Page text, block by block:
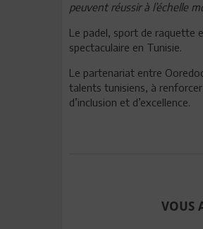
peuvent réussir à l’échelle
Le padel, sport de raquette
spectaculaire en Tunisie.
Le partenariat entre
talents tunisiens, à
d’inclusion et d’excellence.
VOUS